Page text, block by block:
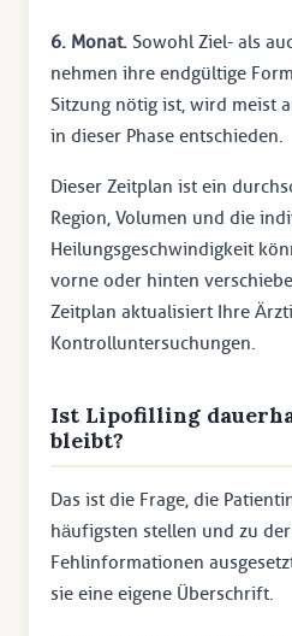
6. Monat. Sowohl Ziel- als
nehmen ihre endgültige
Sitzung nötig ist, wird meist
in dieser Phase entschieden.
Dieser Zeitplan ist ein
Region, Volumen und die
Heilungsgeschwindigkeit
vorne oder hinten
Zeitplan aktualisiert Ihre
Kontrolluntersuchungen.
Ist Lipofilling
bleibt?
Das ist die Frage, die
häufigsten stellen und zu
Fehlinformationen
sie eine eigene Überschrift.